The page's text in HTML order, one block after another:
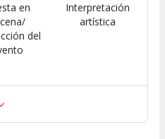
en
del
Interpretación
artística